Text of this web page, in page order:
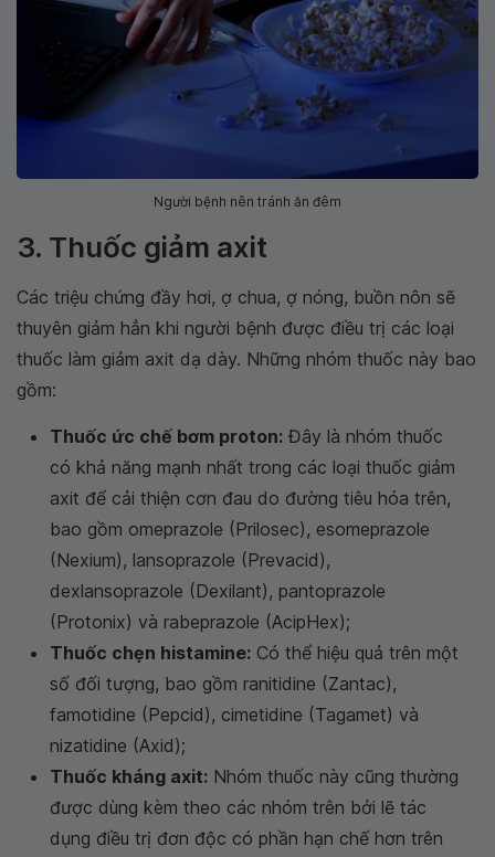
Người bệnh nên tránh ăn đêm
3. Thuốc giảm axit
Các triệu chứng đầy hơi, ợ chua, ợ nóng, buồn nôn sẽ
thuyên giảm hẳn khi người bệnh được điều trị các loại
thuốc làm giảm axit dạ dày. Những nhóm thuốc này bao
gồm:
Thuốc ức chế bơm proton: Đây là nhóm thuốc
có khả năng mạnh nhất trong các loại thuốc giảm
axit để cải thiện cơn đau do đường tiêu hóa trên,
bao gồm omeprazole (Prilosec), esomeprazole
(Nexium), lansoprazole (Prevacid),
dexlansoprazole (Dexilant), pantoprazole
(Protonix) và rabeprazole (AcipHex);
Thuốc chẹn histamine: Có thể hiệu quả trên một
số đối tượng, bao gồm ranitidine (Zantac),
famotidine (Pepcid), cimetidine (Tagamet) và
nizatidine (Axid);
Thuốc kháng axit: Nhóm thuốc này cũng thường
được dùng kèm theo các nhóm trên bởi lẽ tác
dụng điều trị đơn độc có phần hạn chế hơn trên